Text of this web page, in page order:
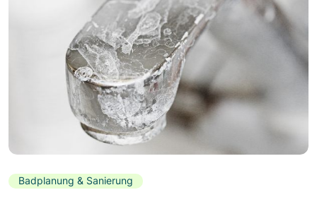
Badplanung & Sanierung